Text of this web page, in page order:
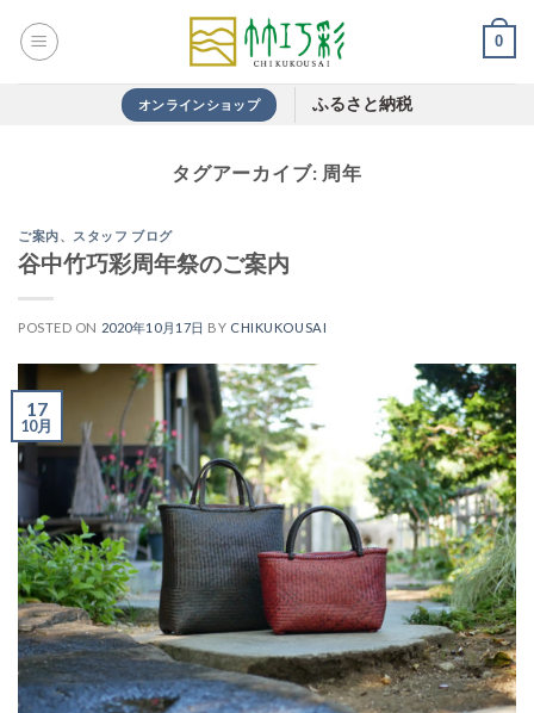
0
オンラインショップ ふるさと納税
タグアーカイブ: 周年
ご案内、 スタッフ ブログ
谷中竹巧彩周年祭のご案内
POSTED ON 2020年10月17日 BY CHIKUKOUSAI
17
10月